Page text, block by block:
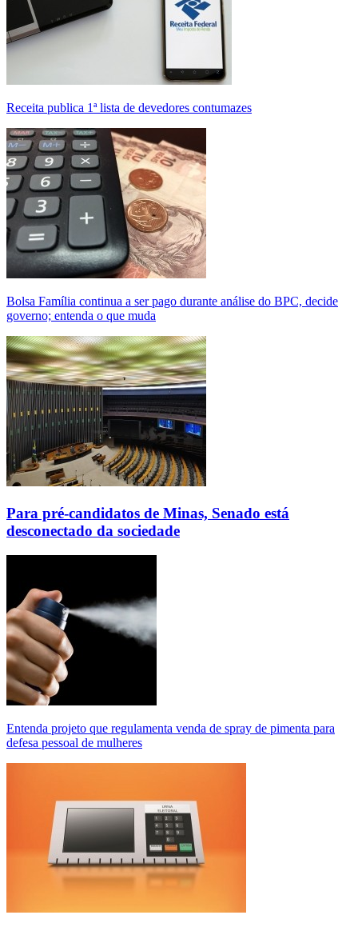
Receita publica 1ª lista de devedores contumazes
Bolsa Família continua a ser pago durante análise do BPC, decide
governo; entenda o que muda
Para pré-candidatos de Minas, Senado está
desconectado da sociedade
Entenda projeto que regulamenta venda de spray de pimenta para
defesa pessoal de mulheres